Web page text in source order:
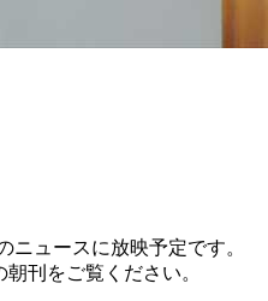
ュースに放映予定です。
刊をご覧ください。